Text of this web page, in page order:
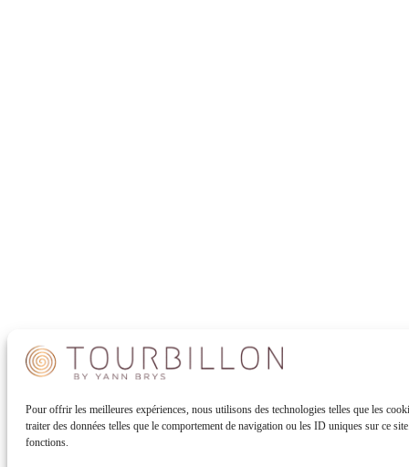
Pour offrir les meilleures expériences, nous utilisons des technologies telles que les
traiter des données telles que le comportement de navigation ou les ID uniques sur ce
fonctions.